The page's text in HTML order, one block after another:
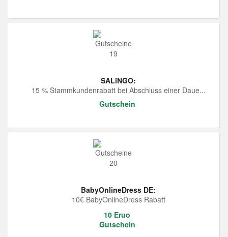
SALiNGO:
15 % Stammkundenrabatt bei Abschluss einer Daue...
Gutschein
BabyOnlineDress DE:
10€ BabyOnlineDress Rabatt
10 Eruo
Gutschein